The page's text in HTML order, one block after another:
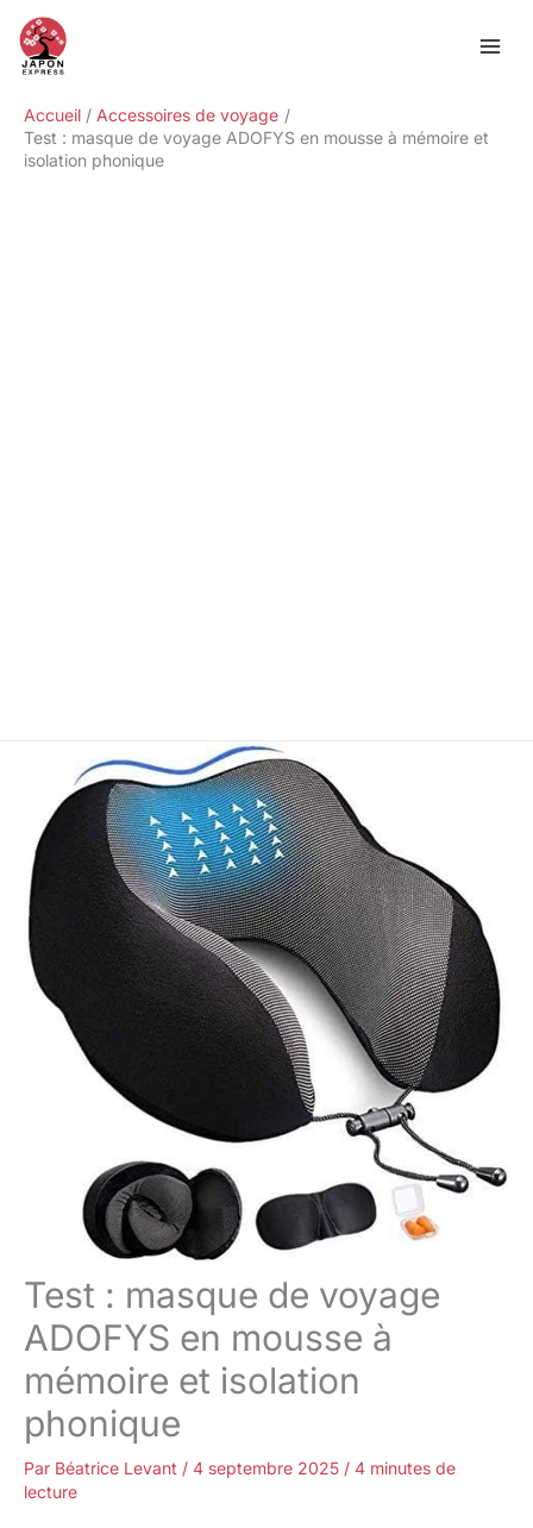
contenu
Accueil
Accessoires de voyage
Test : masque de voyage ADOFYS en mousse à mémoire et
isolation phonique
Test : masque de voyage
ADOFYS en mousse à
mémoire et isolation
phonique
Par Béatrice Levant / 4 septembre 2025 / 4 minutes de
lecture
Rechercher